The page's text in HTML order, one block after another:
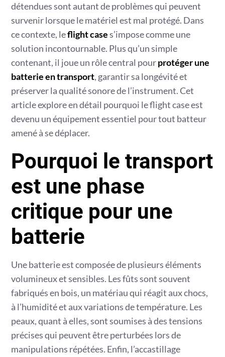
détendues sont autant de problèmes qui peuvent
survenir lorsque le matériel est mal protégé. Dans
ce contexte, leflight cases’impose comme une
solution incontournable. Plus qu’un simple
contenant, il joue un rôle central pourprotéger une
batterie en transport, garantir sa longévité et
préserver la qualité sonore de l’instrument. Cet
article explore en détail pourquoi le flight case est
devenu un équipement essentiel pour tout batteur
amené à se déplacer.
Pourquoi le transport
est une phase
critique pour une
batterie
Une batterie est composée de plusieurs éléments
volumineux et sensibles. Les fûts sont souvent
fabriqués en bois, un matériau qui réagit aux chocs,
à l’humidité et aux variations de température. Les
peaux, quant à elles, sont soumises à des tensions
précises qui peuvent être perturbées lors de
manipulations répétées. Enfin, l’accastillage